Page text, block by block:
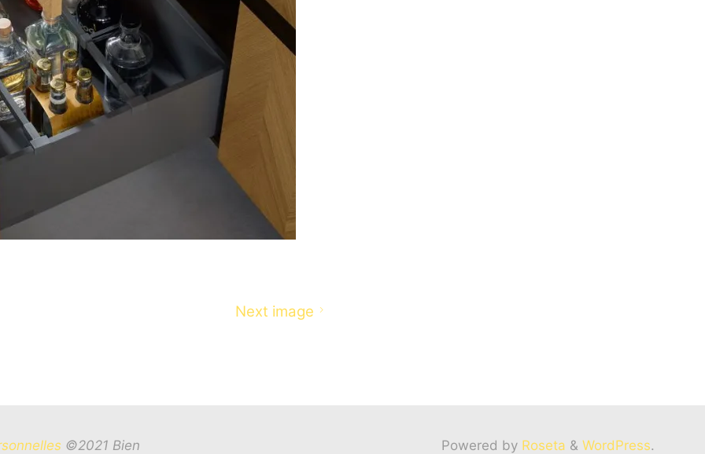
Next image
Powered byRoseta & WordPress.
©2021 Bien